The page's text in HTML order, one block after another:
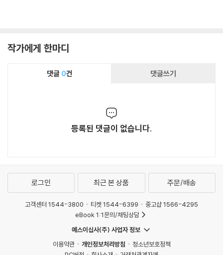
작가에게 한마디
댓글 0건 댓글쓰기
등록된 댓글이 없습니다.
로그인 최근 본 상품 주문/배송
고객센터 1544-3800 티켓 1544-6399
중고샵 1566-4295
eBook 1:1문의/채팅상담
예스이십사(주) 사업자 정보
이용약관
개인정보처리방침
청소년보호정책